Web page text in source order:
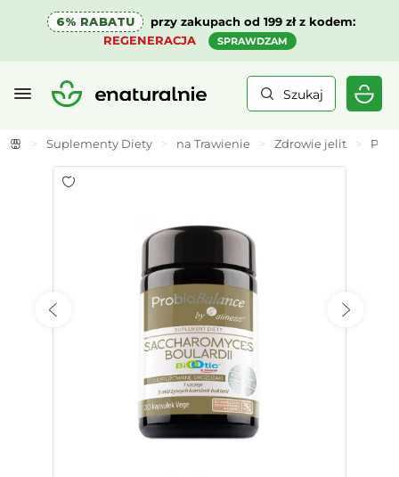
6% RABATU
przy zakupach od 199 zł z kodem:
REGENERACJA
SPRAWDZAM
Szukaj
> Suplementy Diety > na Trawienie > Zdrowie jelit >